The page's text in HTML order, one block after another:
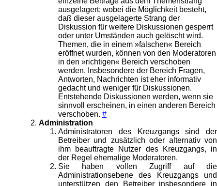
ausgelagert; wobei die Möglichkeit besteht,
daß dieser ausgelagerte Strang der
Diskussion für weitere Diskussionen gesperrt
oder unter Umständen auch gelöscht wird.
Themen, die in einem »falschen« Bereich
eröffnet wurden, können von den Moderatoren
in den »richtigen« Bereich verschoben
werden. Insbesondere der Bereich Fragen,
Antworten, Nachrichten ist eher informativ
gedacht und weniger für Diskussionen.
Entstehende Diskussionen werden, wenn sie
sinnvoll erscheinen, in einen anderen Bereich
verschoben. #
Administration
Administratoren des Kreuzgangs sind der
Betreiber und zusätzlich oder alternativ von
ihm beauftragte Nutzer des Kreuzgangs, in
der Regel ehemalige Moderatoren.
Sie haben vollen Zugriff auf die
Administrationsebene des Kreuzgangs und
unterstützen den Betreiber insbesondere in